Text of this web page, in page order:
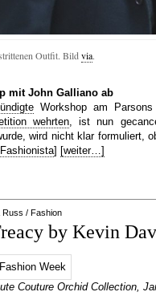
Outfit. Bild via.
mit John Galliano ab
Workshop am
wehrten, ist nun
wird nicht klar formuliert,
Fashionista] [weiter…]
Russ / Fashion
by Kevin
Couture Orchid Collection,